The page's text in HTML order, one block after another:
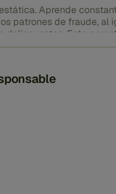
Aprende
patrones de fraude, al
delincuentes. Esto
junto con las